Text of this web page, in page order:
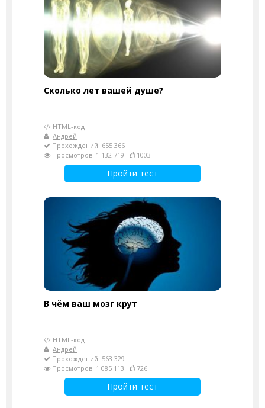
Cколько лет вашей душе?
HTML-код
Андрей
Прохождений: 655 366
Просмотров: 1 132 719
1003
Пройти тест
В чём ваш мозг крут
HTML-код
Андрей
Прохождений: 563 329
Просмотров: 1 085 113
726
Пройти тест